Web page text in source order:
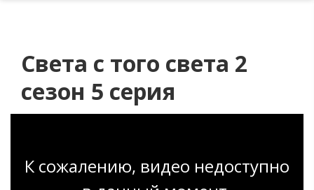
Света с того света 2
сезон 5 серия
К сожалению, видео недоступно